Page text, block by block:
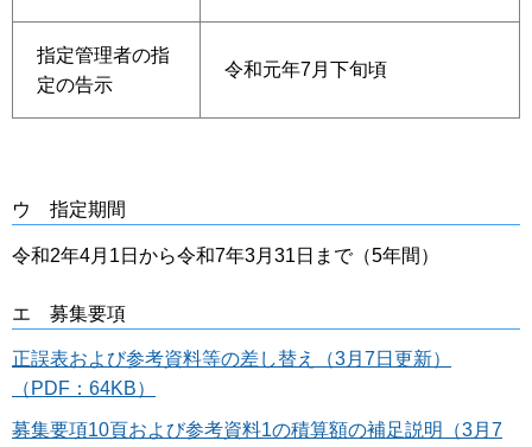
指定管理者の指
定の告示
令和元年7月下旬頃
ウ 指定期間
令和2年4月1日から令和7年3月31日まで（5年間）
エ 募集要項
正誤表および参考資料等の差し替え（3月7日更新）
（PDF：64KB）
募集要項10頁および参考資料1の積算額の補足説明（3月7